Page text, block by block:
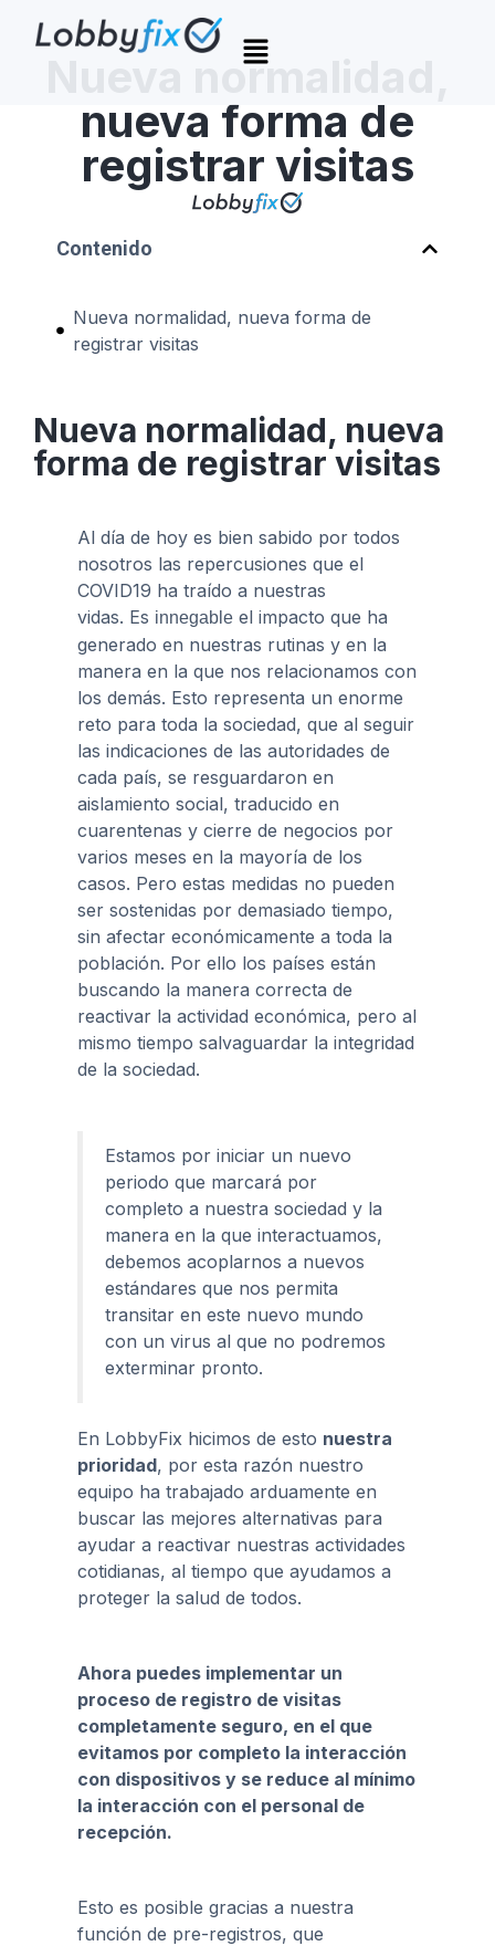
Nueva normalidad,
nueva forma de
registrar visitas
Contenido
Nueva normalidad, nueva forma de
registrar visitas
Nueva normalidad, nueva
forma de registrar visitas
Al día de hoy es bien sabido por todos
nosotros las repercusiones que el
COVID19 ha traído a nuestras
vidas. Es innegable el impacto que ha
generado en nuestras rutinas y en la
manera en la que nos relacionamos con
los demás. Esto representa un enorme
reto para toda la sociedad, que al seguir
las indicaciones de las autoridades de
cada país, se resguardaron en
aislamiento social, traducido en
cuarentenas y cierre de negocios por
varios meses en la mayoría de los
casos. Pero estas medidas no pueden
ser sostenidas por demasiado tiempo,
sin afectar económicamente a toda la
población. Por ello los países están
buscando la manera correcta de
reactivar la actividad económica, pero al
mismo tiempo salvaguardar la integridad
de la sociedad.
Estamos por iniciar un nuevo
periodo que marcará por
completo a nuestra sociedad y la
manera en la que interactuamos,
debemos acoplarnos a nuevos
estándares que nos permita
transitar en este nuevo mundo
con un virus al que no podremos
exterminar pronto.
En LobbyFix hicimos de esto nuestra
prioridad, por esta razón nuestro
equipo ha trabajado arduamente en
buscar las mejores alternativas para
ayudar a reactivar nuestras actividades
cotidianas, al tiempo que ayudamos a
proteger la salud de todos.
Ahora puedes implementar un
proceso de registro de visitas
completamente seguro, en el que
evitamos por completo la interacción
con dispositivos y se reduce al mínimo
la interacción con el personal de
recepción.
Esto es posible gracias a nuestra
función de pre-registros, que